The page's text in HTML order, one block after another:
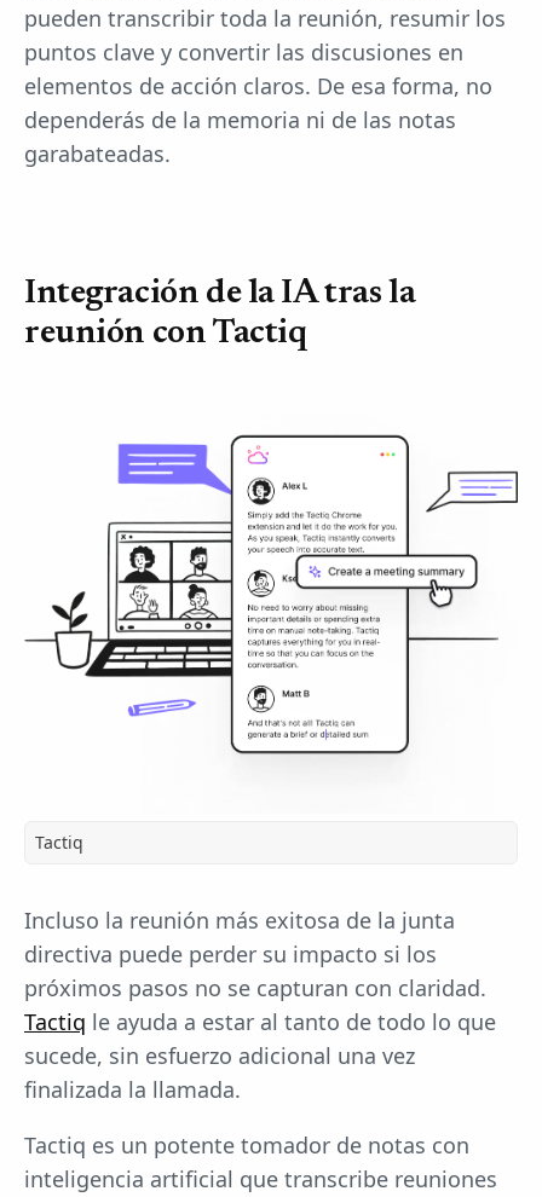
pueden transcribir toda la reunión, resumir los
puntos clave y convertir las discusiones en
elementos de acción claros. De esa forma, no
dependerás de la memoria ni de las notas
garabateadas.
Integración de la IA tras la
reunión con Tactiq
Tactiq
Incluso la reunión más exitosa de la junta
directiva puede perder su impacto si los
próximos pasos no se capturan con claridad.
Tactiq le ayuda a estar al tanto de todo lo que
sucede, sin esfuerzo adicional una vez
finalizada la llamada.
Tactiq es un potente tomador de notas con
inteligencia artificial que transcribe reuniones